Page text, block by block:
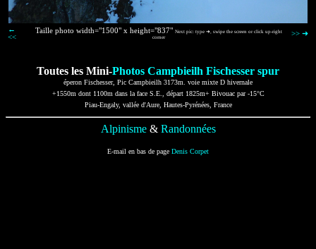
←
<<
Taille photo width="1500" x height="837" Next pic: type ➜, swipe the screen or click up-right
corner
>> ➜
Toutes les Mini-Photos Campbieilh Fischesser spur
éperon Fischesser, Pic Campbieilh 3173m. voie mixte D hivernale
+1550m dont 1100m dans la face S.E., départ 1825m+ Bivouac par -15°C
Piau-Engaly, vallée d'Aure, Hautes-Pyrénées, France
Alpinisme& Randonnées
E-mail en bas de page Denis Corpet